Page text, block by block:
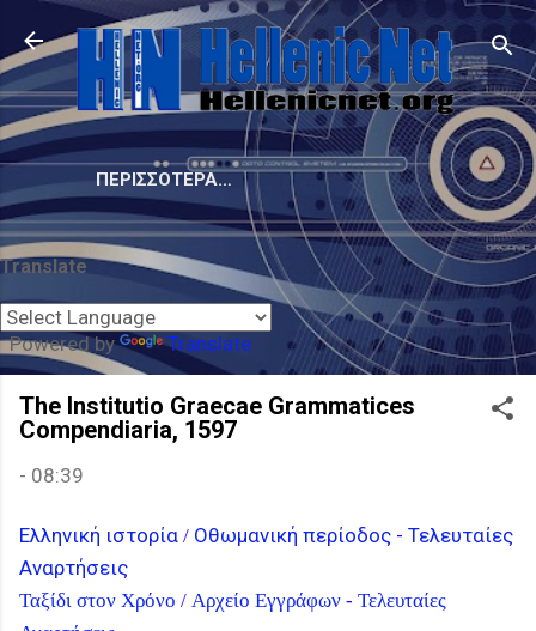
Μετάβαση στο κύριο περιεχόμενο
ΠΕΡΙΣΣΌΤΕΡΑ…
Translate
Powered by Translate
The Institutio Graecae Grammatices
Compendiaria, 1597
- 08:39
Ελληνική ιστορία / Οθωμανική περίοδος - Τελευταίες
Αναρτήσεις
Ταξίδι στον Χρόνο / Αρχείο Εγγράφων - Τελευταίες